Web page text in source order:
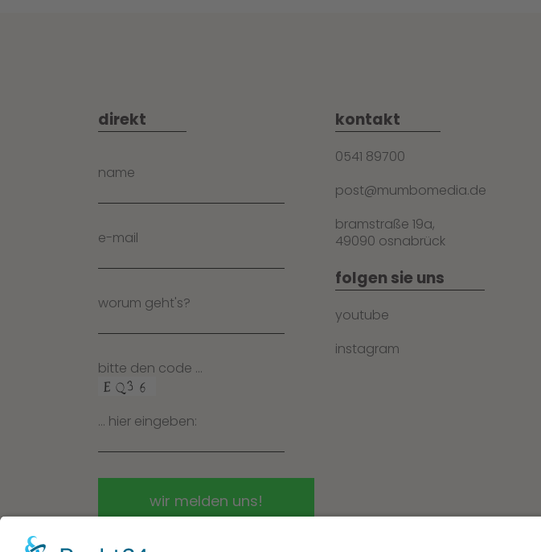
direkt
name
e-mail
worum geht's?
bitte den code …
… hier eingeben:
kontakt
0541 89700
post@mumbomedia.de
bramstraße 19a,
49090 osnabrück
folgen sie uns
youtube
instagram